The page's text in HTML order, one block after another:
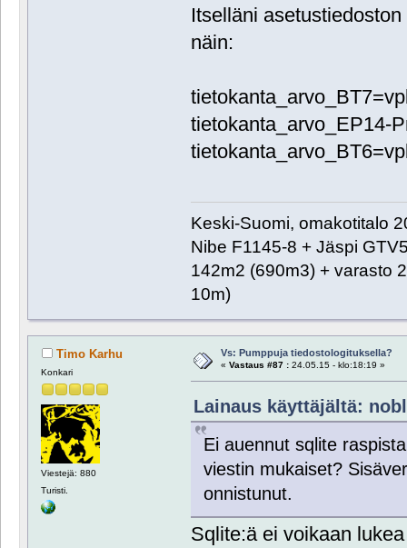
Itselläni
näin:
tietokanta_arvo_EP14-
Keski-Suomi, omakotitalo
Nibe F1145-8 + Jäspi
142m2 (690m3) + varasto
10m)
Timo Karhu
Konkari
Viestejä: 880
Turisti.
Vs: Pumppuja tiedostologituksella?
« Vastaus #87 :24.05.15 - klo:18:19 »
Lainaus käyttäjältä:
Ei auennut sqlite
viestin mukaiset?
onnistunut.
Sqlite:ä ei voikaan